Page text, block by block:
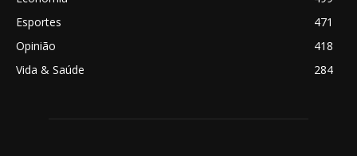
Esportes
471
Opinião
418
Vida & Saúde
284